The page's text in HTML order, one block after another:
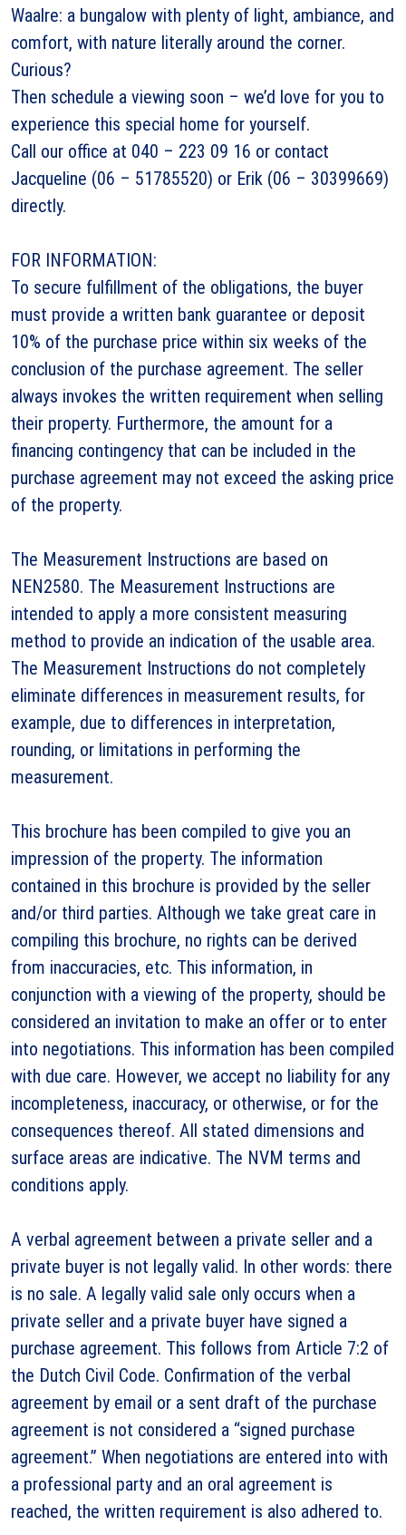
Waalre: a bungalow with plenty of light, ambiance, and
comfort, with nature literally around the corner.
Curious?
Then schedule a viewing soon – we’d love for you to
experience this special home for yourself.
Call our office at 040 – 223 09 16 or contact
Jacqueline (06 – 51785520) or Erik (06 – 30399669)
directly.
FOR INFORMATION:
To secure fulfillment of the obligations, the buyer
must provide a written bank guarantee or deposit
10% of the purchase price within six weeks of the
conclusion of the purchase agreement. The seller
always invokes the written requirement when selling
their property. Furthermore, the amount for a
financing contingency that can be included in the
purchase agreement may not exceed the asking price
of the property.
The Measurement Instructions are based on
NEN2580. The Measurement Instructions are
intended to apply a more consistent measuring
method to provide an indication of the usable area.
The Measurement Instructions do not completely
eliminate differences in measurement results, for
example, due to differences in interpretation,
rounding, or limitations in performing the
measurement.
This brochure has been compiled to give you an
impression of the property. The information
contained in this brochure is provided by the seller
and/or third parties. Although we take great care in
compiling this brochure, no rights can be derived
from inaccuracies, etc. This information, in
conjunction with a viewing of the property, should be
considered an invitation to make an offer or to enter
into negotiations. This information has been compiled
with due care. However, we accept no liability for any
incompleteness, inaccuracy, or otherwise, or for the
consequences thereof. All stated dimensions and
surface areas are indicative. The NVM terms and
conditions apply.
A verbal agreement between a private seller and a
private buyer is not legally valid. In other words: there
is no sale. A legally valid sale only occurs when a
private seller and a private buyer have signed a
purchase agreement. This follows from Article 7:2 of
the Dutch Civil Code. Confirmation of the verbal
agreement by email or a sent draft of the purchase
agreement is not considered a “signed purchase
agreement.” When negotiations are entered into with
a professional party and an oral agreement is
reached, the written requirement is also adhered to.